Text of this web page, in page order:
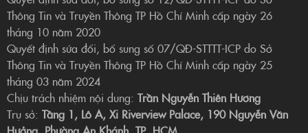
Thông Tin và Truyền Thông TP Hồ Chí Minh cấp ngày 26
tháng 10 năm 2020
Quyết định sửa đổi, bổ sung số 07/QĐ-STTTT-ICP do Sở
Thông Tin và Truyền Thông TP Hồ Chí Minh cấp ngày 25
tháng 03 năm 2024
Chịu trách nhiệm nội dung: Trần Nguyễn Thiên Hương
Trụ sở: Tầng 1, Lô A, Xi Riverview Palace, 190 Nguyễn Văn